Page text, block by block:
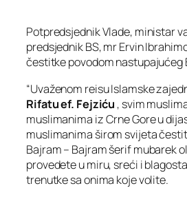
Potpredsjednik Vlade, ministar
predsjednik BS, mr Ervin
čestitke povodom nastupajućeg
“Uvaženom reisu Islamske
Rifatu ef. Fejziću , svim
muslimanima iz Crne Gore u
muslimanima širom svijeta
Bajram – Bajram šerif mubarek
provedete u miru, sreći i
trenutke sa onima koje volite.